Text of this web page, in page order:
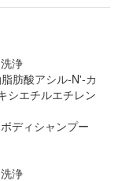
浄
肪酸アシル-N'-カ
シエチルエチレン
ディシャンプー
浄